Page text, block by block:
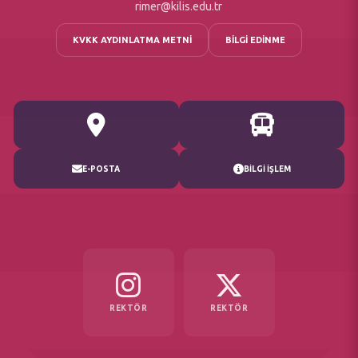
E-POSTA BİLGİ İŞLEM
rimer@kilis.edu.tr
KVKK AYDINLATMA METNİ BİLGİ EDİNME
REKTÖR REKTÖR